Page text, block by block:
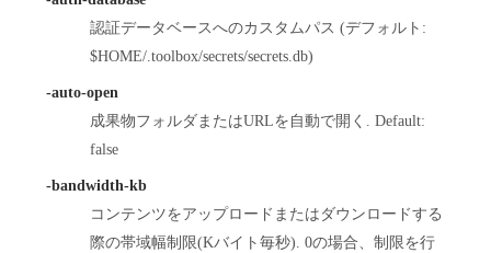
認証データベースへのカスタムパス (デフォルト:
$HOME/.toolbox/secrets/secrets.db)
-auto-open
成果物フォルダまたはURLを自動で開く. Default:
false
-bandwidth-kb
コンテンツをアップロードまたはダウンロードする
際の帯域幅制限(Kバイト毎秒). 0の場合、制限を行